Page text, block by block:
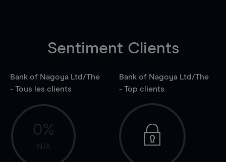
Sentiment Clients
Bank of Nagoya Ltd/The
- Tous les clients
0%
N/A
Bank of Nagoya Ltd/The
- Top clients